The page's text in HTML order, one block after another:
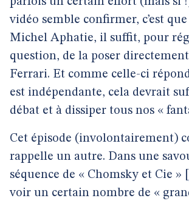
vidéo semble confirmer, c’est
Michel Aphatie, il suffit, pour
question, de la poser
Ferrari. Et comme celle-ci
est indépendante, cela devrait
débat et à dissiper tous nos «
Cet épisode (involontairement)
rappelle un autre. Dans une
séquence de « Chomsky et Cie »
voir un certain nombre de «